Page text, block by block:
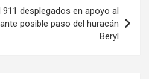
desplegados en apoyo al
posible paso del huracán
Beryl